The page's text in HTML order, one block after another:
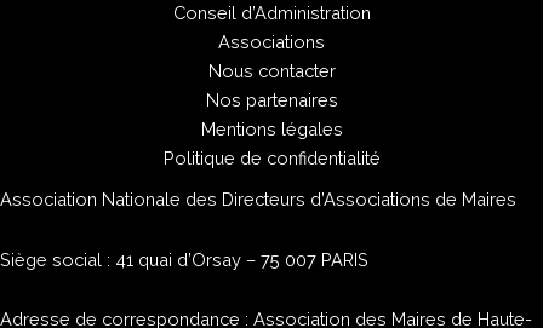
Conseil d’Administration
Associations
Nous contacter
Nos partenaires
Mentions légales
Politique de confidentialité
Association Nationale des Directeurs d’Associations de Maires
Siège social : 41 quai d’Orsay – 75 007 PARIS
Adresse de correspondance : Association des Maires de Haute-